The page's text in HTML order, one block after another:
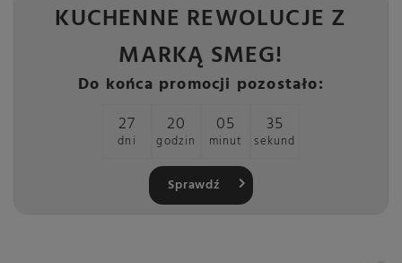
KUCHENNE REWOLUCJE Z
MARKĄ SMEG!
Do końca promocji pozostało:
27
dni
20
godzin
05
minut
34
sekund
Sprawdź